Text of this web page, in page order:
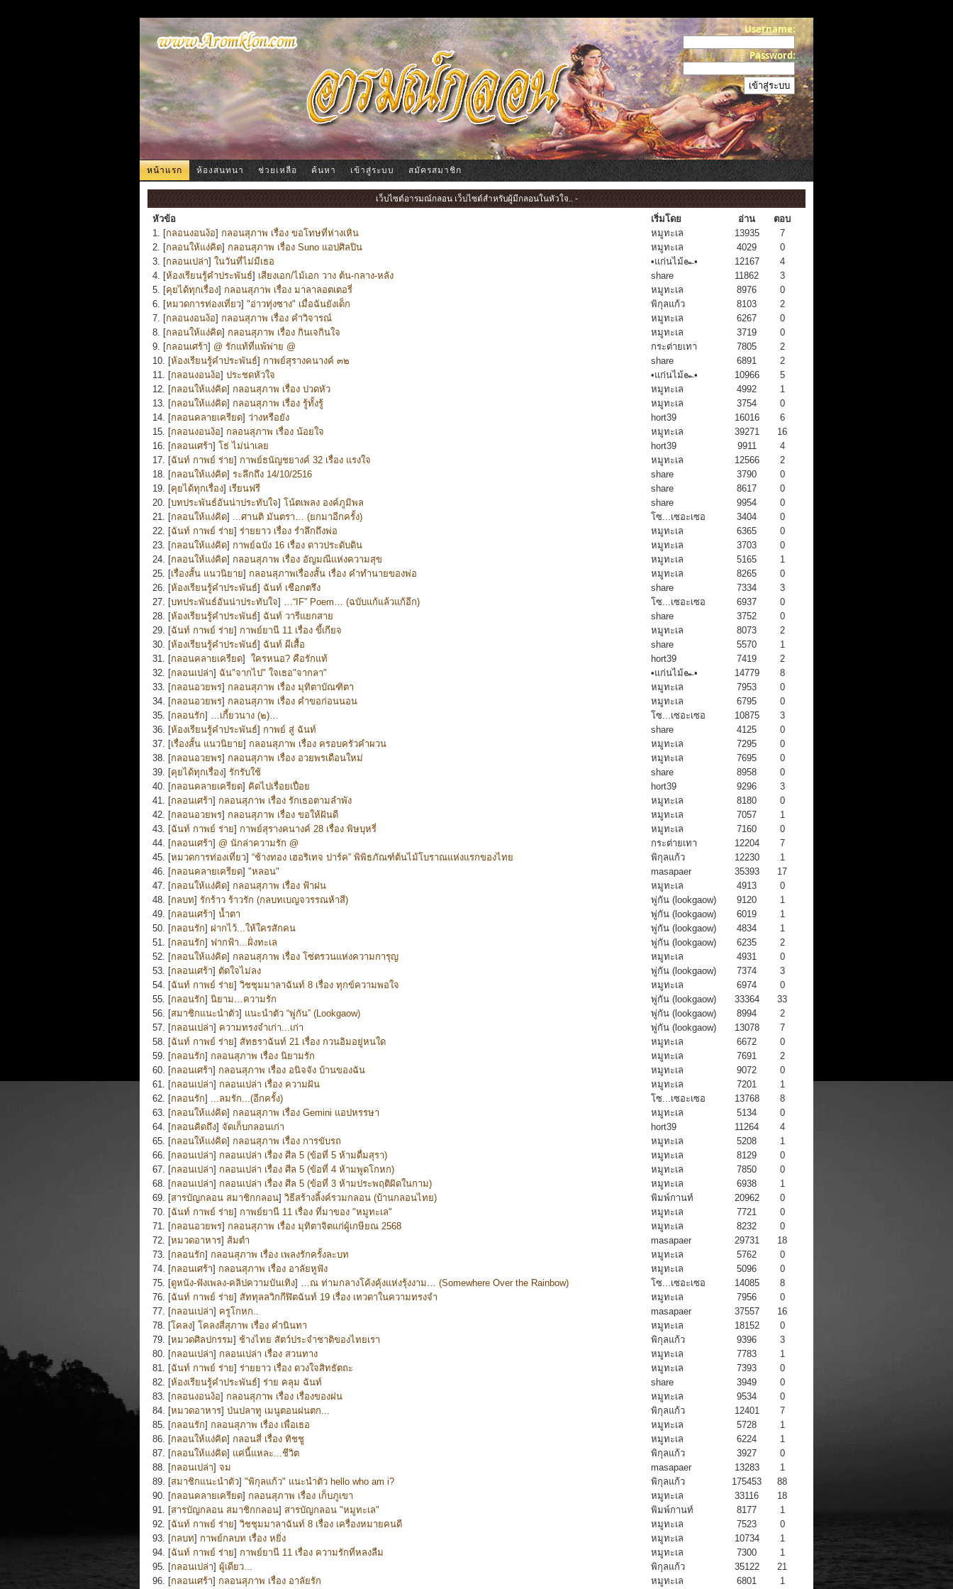
Username:
Password:
หน้าแรก ห้องสนทนา ช่วยเหลือ ค้นหา เข้าสู่ระบบ สมัครสมาชิก
เว็บไซต์อารมณ์กลอน เว็บไซต์สำหรับผู้มีกลอนในหัวใจ.. -
หัวข้อ เริ่มโดย อ่าน
ตอบ
1. [กลอนงอนง้อ] กลอนสุภาพ เรื่อง ขอโทษที่ห่างเหิน หมูทะเล 13935
7
2. [กลอนให้แง่คิด] กลอนสุภาพ เรื่อง Suno แอปศิลปิน หมูทะเล 4029
0
3. [กลอนเปล่า] ในวันที่ไม่มีเธอ •แก่นไม้๛• 12167
4
4. [ห้องเรียนรู้คำประพันธ์] เสียงเอก/ไม้เอก วาง ต้น-กลาง-หลัง share 11862
3
5. [คุยได้ทุกเรื่อง] กลอนสุภาพ เรื่อง มาลาลอตเตอรี่ หมูทะเล 8976
0
6. [หมวดการท่องเที่ยว] "อ่าวทุ่งซาง" เมื่อฉันยังเด็ก พิกุลแก้ว 8103
2
7. [กลอนงอนง้อ] กลอนสุภาพ เรื่อง คำวิจารณ์ หมูทะเล 6267
0
8. [กลอนให้แง่คิด] กลอนสุภาพ เรื่อง กินเจกินใจ หมูทะเล 3719
0
9. [กลอนเศร้า] @ รักแท้ที่แพ้พ่าย @ กระต่ายเทา 7805
2
10. [ห้องเรียนรู้คำประพันธ์] กาพย์สุรางคนางค์ ๓๒ share 6891
2
11. [กลอนงอนง้อ] ประชดหัวใจ •แก่นไม้๛• 10966
5
12. [กลอนให้แง่คิด] กลอนสุภาพ เรื่อง ปวดหัว หมูทะเล 4992
1
13. [กลอนให้แง่คิด] กลอนสุภาพ เรื่อง รู้ทั้งรู้ หมูทะเล 3754
0
14. [กลอนคลายเครียด] ว่างหรือยัง hort39 16016
6
15. [กลอนงอนง้อ] กลอนสุภาพ เรื่อง น้อยใจ หมูทะเล 39271
16
16. [กลอนเศร้า] โธ่ ไม่น่าเลย hort39 9911
4
17. [ฉันท์ กาพย์ ร่าย] กาพย์ธนัญชยางค์ 32 เรื่อง แรงใจ หมูทะเล 12566
2
18. [กลอนให้แง่คิด] ระลึกถึง 14/10/2516 share 3790
0
19. [คุยได้ทุกเรื่อง] เรียนฟรี share 8617
0
20. [บทประพันธ์อันน่าประทับใจ] โน้ตเพลง องค์ภูมิพล share 9954
0
21. [กลอนให้แง่คิด] ...ศานติ มันตรา… (ยกมาอีกครั้ง) โซ...เซอะเซอ 3404
0
22. [ฉันท์ กาพย์ ร่าย] ร่ายยาว เรื่อง รำลึกถึงพ่อ หมูทะเล 6365
0
23. [กลอนให้แง่คิด] กาพย์ฉบัง 16 เรื่อง ดาวประดับดิน หมูทะเล 3703
0
24. [กลอนให้แง่คิด] กลอนสุภาพ เรื่อง อัญมณีแห่งความสุข หมูทะเล 5165
1
25. [เรื่องสั้น แนวนิยาย] กลอนสุภาพเรื่องสั้น เรื่อง คำทำนายของพ่อ หมูทะเล 8265
0
26. [ห้องเรียนรู้คำประพันธ์] ฉันท์ ​เชือกตรึง share 7334
3
27. [บทประพันธ์อันน่าประทับใจ] …“IF” Poem… (ฉบับแก้แล้วแก้อีก) โซ...เซอะเซอ 6937
0
28. [ห้องเรียนรู้คำประพันธ์] ฉันท์ วารีแยกสาย share 3752
0
29. [ฉันท์ กาพย์ ร่าย] กาพย์ยานี 11 เรื่อง ขี้เกียจ หมูทะเล 8073
2
30. [ห้องเรียนรู้คำประพันธ์] ฉันท์ ผีเสื้อ share 5570
1
31. [กลอนคลายเครียด] ใครหนอ? คือรักแท้ hort39 7419
2
32. [กลอนเปล่า] ฉัน"จากไป" ใจเธอ"จากลา" •แก่นไม้๛• 14779
8
33. [กลอนอวยพร] กลอนสุภาพ เรื่อง มุทิตาบัณฑิตา หมูทะเล 7953
0
34. [กลอนอวยพร] กลอนสุภาพ เรื่อง คำขอก่อนนอน หมูทะเล 6795
0
35. [กลอนรัก] …เกี้ยวนาง (๒)… โซ...เซอะเซอ 10875
3
36. [ห้องเรียนรู้คำประพันธ์] กาพย์ สู่ ฉันท์ share 4125
0
37. [เรื่องสั้น แนวนิยาย] กลอนสุภาพ เรื่อง ครอบครัวคำผวน หมูทะเล 7295
0
38. [กลอนอวยพร] กลอนสุภาพ เรื่อง อวยพรเดือนใหม่ หมูทะเล 7695
0
39. [คุยได้ทุกเรื่อง] รักรับใช้ share 8958
0
40. [กลอนคลายเครียด] คิดไปเรื่อยเปื่อย hort39 9296
3
41. [กลอนเศร้า] กลอนสุภาพ เรื่อง รักเธอตามลำพัง หมูทะเล 8180
0
42. [กลอนอวยพร] กลอนสุภาพ เรื่อง ขอให้ฝันดี หมูทะเล 7057
1
43. [ฉันท์ กาพย์ ร่าย] กาพย์สุรางคนางค์ 28 เรื่อง พิษบุหรี่ หมูทะเล 7160
0
44. [กลอนเศร้า] @ นักล่าความรัก @ กระต่ายเทา 12204
7
45. [หมวดการท่องเที่ยว] “ช้างทอง เฮอริเทจ ปาร์ค” พิพิธภัณฑ์ต้นไม้โบราณแห่งแรกของไทย พิกุลแก้ว 12230
1
46. [กลอนคลายเครียด] "หลอน" masapaer 35393
17
47. [กลอนให้แง่คิด] กลอนสุภาพ เรื่อง ฟ้าฝน หมูทะเล 4913
0
48. [กลบท] รักร้าว ร้าวรัก (กลบทเบญจวรรณห้าสี) พู่กัน (lookgaow) 9120
1
49. [กลอนเศร้า] น้ำตา พู่กัน (lookgaow) 6019
1
50. [กลอนรัก] ฝากไว้...ให้ใครสักคน พู่กัน (lookgaow) 4834
1
51. [กลอนรัก] ฟากฟ้า...ฝั่งทะเล พู่กัน (lookgaow) 6235
2
52. [กลอนให้แง่คิด] กลอนสุภาพ เรื่อง โซ่ตรวนแห่งความการุญ หมูทะเล 4931
0
53. [กลอนเศร้า] ตัดใจไม่ลง พู่กัน (lookgaow) 7374
3
54. [ฉันท์ กาพย์ ร่าย] วิชชุมมาลาฉันท์ 8 เรื่อง ทุกข์ความพอใจ หมูทะเล 6974
0
55. [กลอนรัก] นิยาม…ความรัก พู่กัน (lookgaow) 33364
33
56. [สมาชิกแนะนำตัว] แนะนำตัว “พู่กัน” (Lookgaow) พู่กัน (lookgaow) 8994
2
57. [กลอนเปล่า] ความทรงจำเก่า...เก่า พู่กัน (lookgaow) 13078
7
58. [ฉันท์ กาพย์ ร่าย] สัทธราฉันท์ 21 เรื่อง กวนอิมอยู่หนใด หมูทะเล 6672
0
59. [กลอนรัก] กลอนสุภาพ เรื่อง นิยามรัก หมูทะเล 7691
2
60. [กลอนเศร้า] กลอนสุภาพ เรื่อง อนิจจัง บ้านของฉัน หมูทะเล 9072
0
61. [กลอนเปล่า] กลอนเปล่า เรื่อง ความฝัน หมูทะเล 7201
1
62. [กลอนรัก] ...ลมรัก...(อีกครั้ง) โซ...เซอะเซอ 13768
8
63. [กลอนให้แง่คิด] กลอนสุภาพ เรื่อง Gemini แอปหรรษา หมูทะเล 5134
0
64. [กลอนคิดถึง] จัดเก็บกลอนเก่า hort39 11264
4
65. [กลอนให้แง่คิด] กลอนสุภาพ เรื่อง การขับรถ หมูทะเล 5208
1
66. [กลอนเปล่า] กลอนเปล่า เรื่อง ศีล 5 (ข้อที่ 5 ห้ามดื่มสุรา) หมูทะเล 8129
0
67. [กลอนเปล่า] กลอนเปล่า เรื่อง ศีล 5 (ข้อที่ 4 ห้ามพูดโกหก) หมูทะเล 7850
0
68. [กลอนเปล่า] กลอนเปล่า เรื่อง ศีล 5 (ข้อที่ 3 ห้ามประพฤติผิดในกาม) หมูทะเล 6938
1
69. [สารบัญกลอน สมาชิกกลอน] วิธีสร้างลิ้งค์รวมกลอน (บ้านกลอนไทย) พิมพ์กานท์ 20962
0
70. [ฉันท์ กาพย์ ร่าย] กาพย์ยานี 11 เรื่อง ที่มาของ "หมูทะเล" หมูทะเล 7721
0
71. [กลอนอวยพร] กลอนสุภาพ เรื่อง มุทิตาจิตแก่ผู้เกษียณ 2568 หมูทะเล 8232
0
72. [หมวดอาหาร] ส้มตำ masapaer 29731
18
73. [กลอนรัก] กลอนสุภาพ เรื่อง เพลงรักครั้งละบท หมูทะเล 5762
0
74. [กลอนเศร้า] กลอนสุภาพ เรื่อง อาลัยหูฟัง หมูทะเล 5096
0
75. [ดูหนัง-ฟังเพลง-คลิปความบันเทิง] …ณ ท่ามกลางโค้งคุ้งแห่งรุ้งงาม… (Somewhere Over the Rainbow) โซ...เซอะเซอ 14085
8
76. [ฉันท์ กาพย์ ร่าย] สัททุลลวิกกีฬิตฉันท์ 19 เรื่อง เทวดาในความทรงจำ หมูทะเล 7956
0
77. [กลอนเปล่า] ครูโกหก.. masapaer 37557
16
78. [โคลง] โคลงสี่สุภาพ เรื่อง คำนินทา หมูทะเล 18152
0
79. [หมวดศิลปกรรม] ช้างไทย สัตว์ประจำชาติของไทยเรา พิกุลแก้ว 9396
3
80. [กลอนเปล่า] กลอนเปล่า เรื่อง สวนทาง หมูทะเล 7783
1
81. [ฉันท์ กาพย์ ร่าย] ร่ายยาว เรื่อง ดวงใจสิทธัตถะ หมูทะเล 7393
0
82. [ห้องเรียนรู้คำประพันธ์] ร่าย คลุม ฉันท์ share 3949
0
83. [กลอนงอนง้อ] กลอนสุภาพ เรื่อง เรื่องของฝน หมูทะเล 9534
0
84. [หมวดอาหาร] ป่นปลาทู เมนูตอนฝนตก... พิกุลแก้ว 12401
7
85. [กลอนรัก] กลอนสุภาพ เรื่อง เพื่อเธอ หมูทะเล 5728
1
86. [กลอนให้แง่คิด] กลอนสี่ เรื่อง ทิชชู หมูทะเล 6224
1
87. [กลอนให้แง่คิด] แค่นี้แหละ...ชีวิต พิกุลแก้ว 3927
0
88. [กลอนเปล่า] จม masapaer 13283
1
89. [สมาชิกแนะนำตัว] "พิกุลแก้ว" แนะนำตัว hello who am i? พิกุลแก้ว 175453
88
90. [กลอนคลายเครียด] กลอนสุภาพ เรื่อง เก็บภูเขา หมูทะเล 33116
18
91. [สารบัญกลอน สมาชิกกลอน] สารบัญกลอน "หมูทะเล" พิมพ์กานท์ 8177
1
92. [ฉันท์ กาพย์ ร่าย] วิชชุมมาลาฉันท์ 8 เรื่อง เครื่องหมายคนดี หมูทะเล 7523
0
93. [กลบท] กาพย์กลบท เรื่อง หยิ่ง หมูทะเล 10734
1
94. [ฉันท์ กาพย์ ร่าย] กาพย์ยานี 11 เรื่อง ความรักที่หลงลืม หมูทะเล 7300
1
95. [กลอนเปล่า] ผู้เดียว... พิกุลแก้ว 35122
21
96. [กลอนเศร้า] กลอนสุภาพ เรื่อง อาลัยรัก หมูทะเล 6801 1